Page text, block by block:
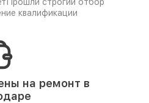
квалификации
на ремонт в